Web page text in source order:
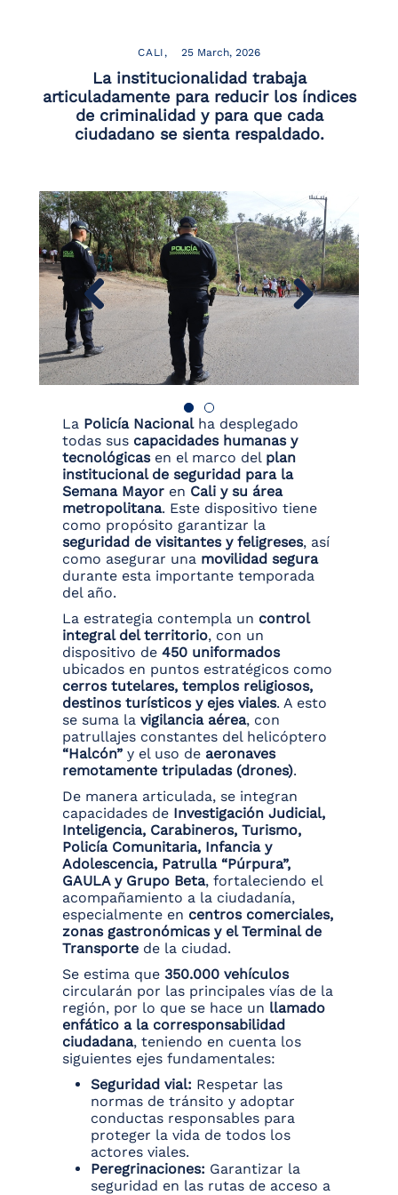
content.
CALI 25 March, 2026
La institucionalidad trabaja
articuladamente para reducir los índices
de criminalidad y para que cada
ciudadano se sienta respaldado.
La Policía Nacionalha desplegado
todas sus capacidades humanas y
tecnológicasen el marco del plan
institucional de seguridad para la
Semana Mayor en Cali y su área
metropolitana. Este dispositivo tiene
como propósito garantizar la
seguridad de visitantes y feligreses, así
como asegurar una movilidad segura
durante esta importante temporada
del año.
La estrategia contempla un control
integral del territorio, con un
dispositivo de 450 uniformados
ubicados en puntos estratégicos como
cerros tutelares, templos religiosos,
destinos turísticos y ejes viales. A esto
se suma la vigilancia aérea, con
patrullajes constantes del helicóptero
“Halcón” y el uso de aeronaves
remotamente tripuladas (drones).
De manera articulada, se integran
capacidades de Investigación Judicial,
Inteligencia, Carabineros, Turismo,
Policía Comunitaria, Infancia y
Adolescencia, Patrulla “Púrpura”,
GAULA y Grupo Beta, fortaleciendo el
acompañamiento a la ciudadanía,
especialmente en centros comerciales,
zonas gastronómicas y el Terminal de
Transporte de la ciudad.
Se estima que 350.000 vehículos
circularán por las principales vías de la
región, por lo que se hace un llamado
enfático a la corresponsabilidad
ciudadana, teniendo en cuenta los
siguientes ejes fundamentales:
Seguridad vial: Respetar las
normas de tránsito y adoptar
conductas responsables para
proteger la vida de todos los
actores viales.
Peregrinaciones: Garantizar la
seguridad en las rutas de acceso a